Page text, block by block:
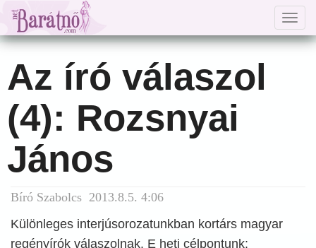
Az író válaszol
(4): Rozsnyai
János
Bíró Szabolcs 2013.8.5. 4:06
Különleges interjúsorozatunkban kortárs magyar
regényírók válaszolnak. E heti célpontunk: